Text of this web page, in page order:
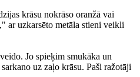
krāsu nokrāso oranžā vai
ar uzkarsēto metāla stieni veikli
Jo spieķim smukāka un
uz zaļo krāsu. Paši ražotāji